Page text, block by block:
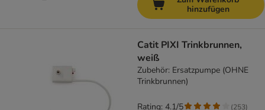
hinzufügen
Catit PIXI Trinkbrunnen,
weiß
Zubehör: Ersatzpumpe (OHNE
Trinkbrunnen)
Rating: 4.1/5 (253)